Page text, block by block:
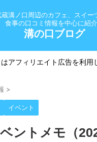
溝ノ口周辺のカフェ、スイー
食事の口コミ情報を中心に紹介
溝の口ブログ
アフィリエイト広告を利用
>
イベント
ントメモ（